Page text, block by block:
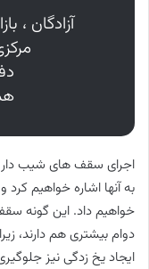
آزادگان ،
مرکزی
دفتر:
اجرای سقف های شیب دار
به آنها اشاره خواهیم کرد
خواهیم داد. این گونه
دوام بیشتری هم دارند،
ایجاد یخ زدگی نیز